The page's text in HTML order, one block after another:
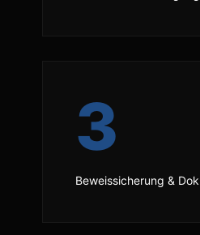
3
Beweissicherung &